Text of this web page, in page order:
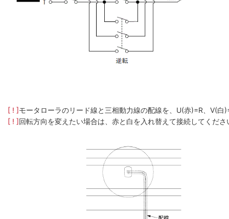
[ ! ]モータローラのリード線と三相動力線の配線を、U(赤)=R、V(
[ ! ]回転方向を変えたい場合は、赤と白を入れ替えて接続してくださ